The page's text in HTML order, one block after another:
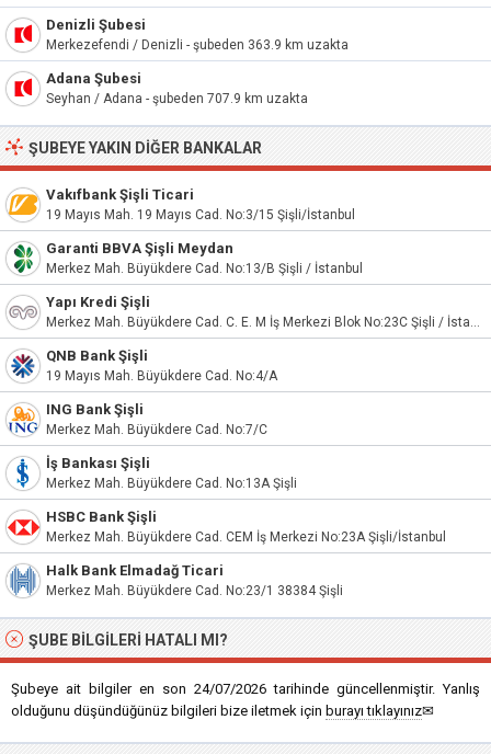
Denizli Şubesi
Merkezefendi / Denizli - şubeden 363.9 km uzakta
Adana Şubesi
Seyhan / Adana - şubeden 707.9 km uzakta
ŞUBEYE YAKIN DIĞER BANKALAR
Vakıfbank Şişli Ticari
19 Mayıs Mah. 19 Mayıs Cad. No:3/15 Şişli/İstanbul
Garanti BBVA Şişli Meydan
Merkez Mah. Büyükdere Cad. No:13/B Şişli / İstanbul
Yapı Kredi Şişli
Merkez Mah. Büyükdere Cad. C. E. M İş Merkezi Blok No:23C Şişli / İstanbul
QNB Bank Şişli
19 Mayıs Mah. Büyükdere Cad. No:4/A
ING Bank Şişli
Merkez Mah. Büyükdere Cad. No:7/C
İş Bankası Şişli
Merkez Mah. Büyükdere Cad. No:13A Şişli
HSBC Bank Şişli
Merkez Mah. Büyükdere Cad. CEM İş Merkezi No:23A Şişli/İstanbul
Halk Bank Elmadağ Ticari
Merkez Mah. Büyükdere Cad. No:23/1 38384 Şişli
ŞUBE BILGILERI HATALI MI?
Şubeye ait bilgiler en son 24/07/2026 tarihinde güncellenmiştir. Yanlış
olduğunu düşündüğünüz bilgileri bize iletmek için burayı tıklayınız✉